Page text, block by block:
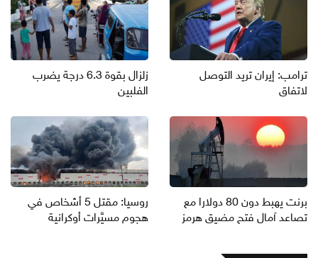
ترامب: إيران تريد التوصل
لاتفاق
زلزال بقوة 6.3 درجة يضرب
الفلبين
برنت يهبط دون 80 دولارا مع
تصاعد آمال فتح مضيق هرمز
روسيا: مقتل 5 أشخاص في
هجوم مسيَّرات أوكرانية